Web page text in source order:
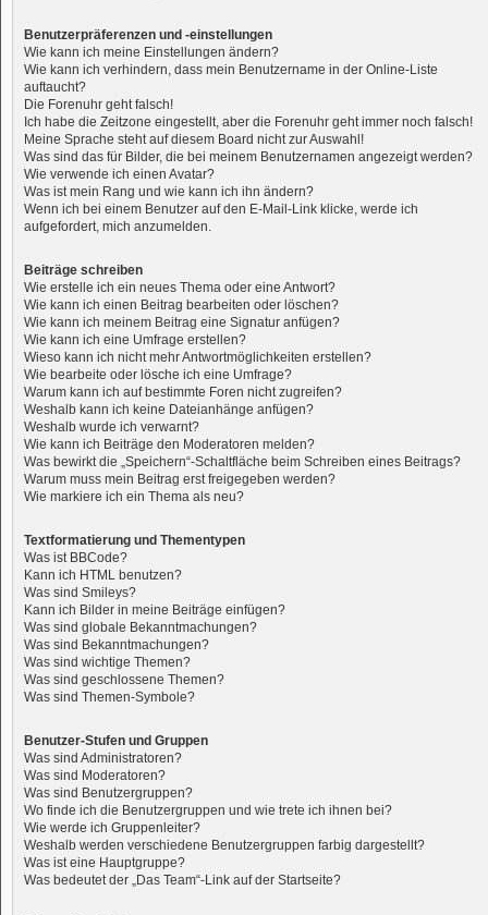
Benutzerpräferenzen und -einstellungen
Wie kann ich meine Einstellungen ändern?
Wie kann ich verhindern, dass mein Benutzername in der Online-Liste
auftaucht?
Die Forenuhr geht falsch!
Ich habe die Zeitzone eingestellt, aber die Forenuhr geht immer noch falsch!
Meine Sprache steht auf diesem Board nicht zur Auswahl!
Was sind das für Bilder, die bei meinem Benutzernamen angezeigt werden?
Wie verwende ich einen Avatar?
Was ist mein Rang und wie kann ich ihn ändern?
Wenn ich bei einem Benutzer auf den E-Mail-Link klicke, werde ich
aufgefordert, mich anzumelden.
Beiträge schreiben
Wie erstelle ich ein neues Thema oder eine Antwort?
Wie kann ich einen Beitrag bearbeiten oder löschen?
Wie kann ich meinem Beitrag eine Signatur anfügen?
Wie kann ich eine Umfrage erstellen?
Wieso kann ich nicht mehr Antwortmöglichkeiten erstellen?
Wie bearbeite oder lösche ich eine Umfrage?
Warum kann ich auf bestimmte Foren nicht zugreifen?
Weshalb kann ich keine Dateianhänge anfügen?
Weshalb wurde ich verwarnt?
Wie kann ich Beiträge den Moderatoren melden?
Was bewirkt die „Speichern“-Schaltfläche beim Schreiben eines Beitrags?
Warum muss mein Beitrag erst freigegeben werden?
Wie markiere ich ein Thema als neu?
Textformatierung und Thementypen
Was ist BBCode?
Kann ich HTML benutzen?
Was sind Smileys?
Kann ich Bilder in meine Beiträge einfügen?
Was sind globale Bekanntmachungen?
Was sind Bekanntmachungen?
Was sind wichtige Themen?
Was sind geschlossene Themen?
Was sind Themen-Symbole?
Benutzer-Stufen und Gruppen
Was sind Administratoren?
Was sind Moderatoren?
Was sind Benutzergruppen?
Wo finde ich die Benutzergruppen und wie trete ich ihnen bei?
Wie werde ich Gruppenleiter?
Weshalb werden verschiedene Benutzergruppen farbig dargestellt?
Was ist eine Hauptgruppe?
Was bedeutet der „Das Team“-Link auf der Startseite?